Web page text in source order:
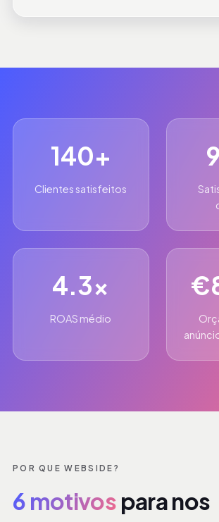
140+
Clientes satisfeitos
4.3x
ROAS médio
POR QUE WEBSIDE?
6 motivos para nos